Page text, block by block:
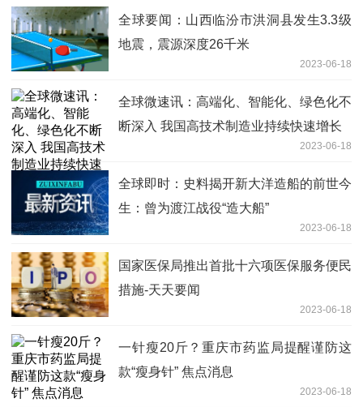
全球要闻：山西临汾市洪洞县发生3.3级
地震，震源深度26千米
2023-06-18
全球微速讯：高端化、智能化、绿色化不
断深入 我国高技术制造业持续快速增长
2023-06-18
全球即时：史料揭开新大洋造船的前世今
生：曾为渡江战役“造大船”
2023-06-18
国家医保局推出首批十六项医保服务便民
措施-天天要闻
2023-06-18
一针瘦20斤？重庆市药监局提醒谨防这
款“瘦身针” 焦点消息
2023-06-18